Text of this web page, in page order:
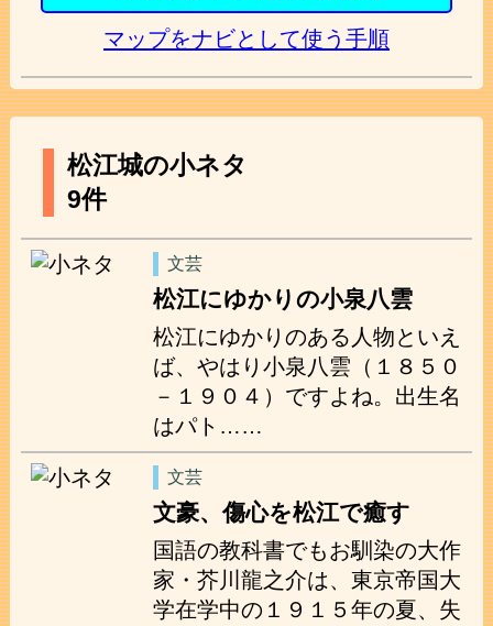
マップをナビとして使う手順
松江城の小ネタ
9件
文芸
松江にゆかりの小泉八雲
松江にゆかりのある人物といえ
ば、やはり小泉八雲（１８５０
－１９０４）ですよね。出生名
はパト……
文芸
文豪、傷心を松江で癒す
国語の教科書でもお馴染の大作
家・芥川龍之介は、東京帝国大
学在学中の１９１５年の夏、失